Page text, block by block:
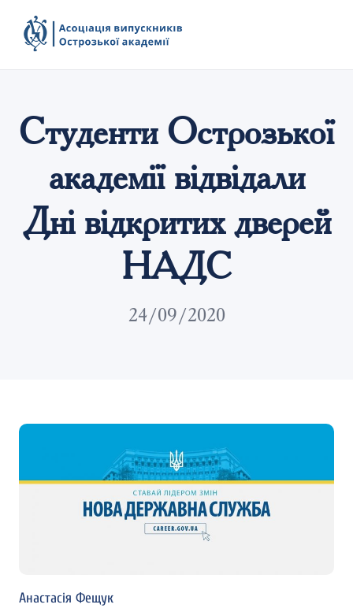
Студенти Острозької
академії відвідали
Дні відкритих дверей
НАДС
24/09/2020
Анастасія Фещук